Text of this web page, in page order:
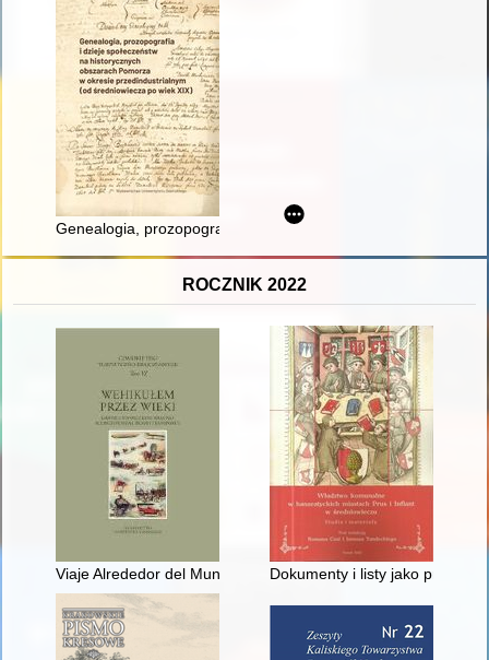
Genealogia, prozopografia i dzieje społeczeństw na
ROCZNIK 2022
Viaje Alrededor del Mundo", czyli Jak Martin Ignacio de
Dokumenty i listy jako